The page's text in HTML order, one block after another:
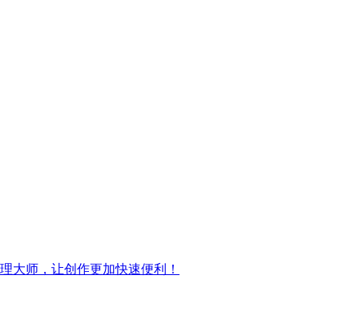
大师，让创作更加快速便利！